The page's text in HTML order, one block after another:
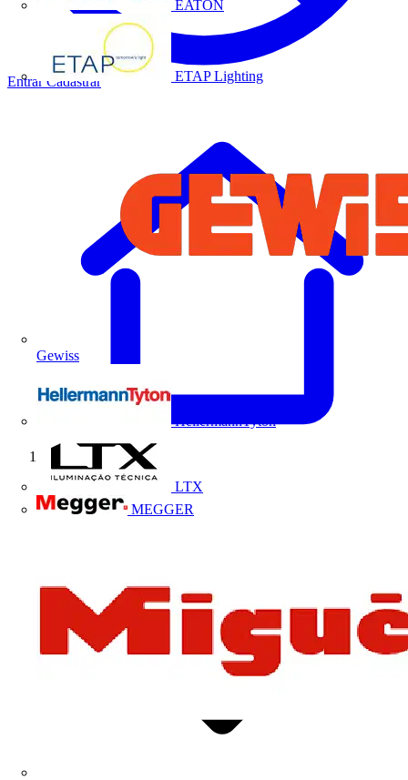
EATON
ETAP Lighting
Gewiss
HellermannTyton
LTX
MEGGER
Entrar Cadastrar
Início